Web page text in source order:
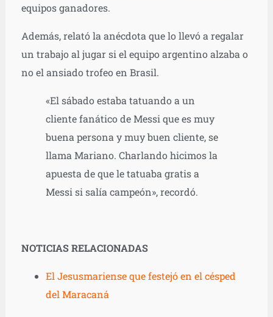
equipos ganadores.
Además, relató la anécdota que lo llevó a regalar
un trabajo al jugar si el equipo argentino alzaba o
no el ansiado trofeo en Brasil.
«El sábado estaba tatuando a un
cliente fanático de Messi que es muy
buena persona y muy buen cliente, se
llama Mariano. Charlando hicimos la
apuesta de que le tatuaba gratis a
Messi si salía campeón», recordó.
NOTICIAS RELACIONADAS
El Jesusmariense que festejó en el césped
del Maracaná